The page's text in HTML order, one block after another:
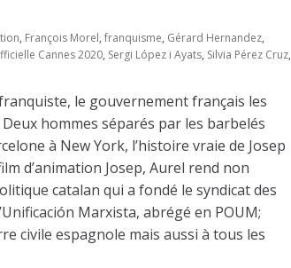
, François Morel, franquisme, Gérard Hernandez,
Cannes 2020, Sergi López i Ayats, Silvia Pérez Cruz,
le gouvernement français les
hommes séparés par les barbelés
à New York, l’histoire vraie de Josep
d’animation Josep, Aurel rend non
catalan qui a fondé le syndicat des
Marxista, abrégé en POUM;
civile espagnole mais aussi à tous les